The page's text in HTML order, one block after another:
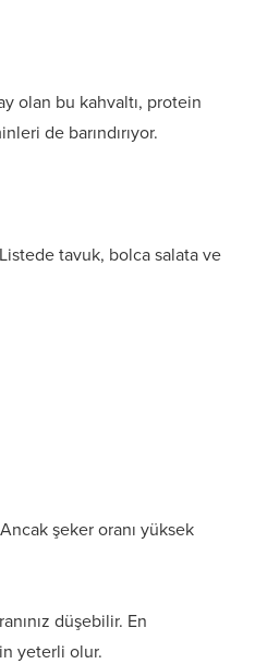
olan bu kahvaltı, protein
de barındırıyor.
tavuk, bolca salata ve
şeker oranı yüksek
düşebilir. En
yeterli olur.